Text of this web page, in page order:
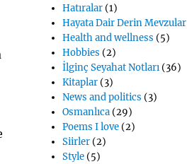
Hatıralar(1)
Hayata Dair Derin Mevzular
Health and wellness (5)
Hobbies (2)
İlginç Seyahat Notları(36)
Kitaplar(3)
News and politics (3)
Osmanlıca(29)
Poems I love(2)
Siirler(2)
Style(5)